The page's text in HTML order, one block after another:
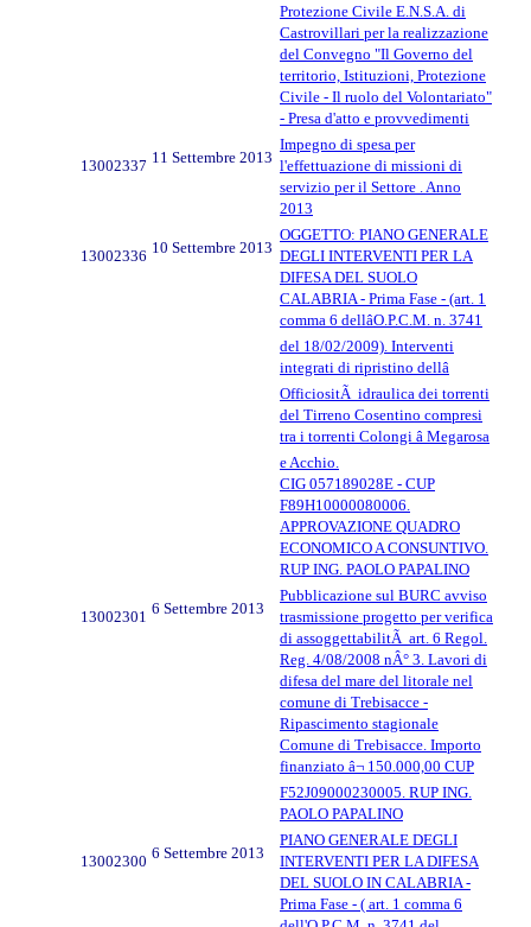
Protezione Civile E.N.S.A. di
Castrovillari per la realizzazione
del Convegno "Il Governo del
territorio, Istituzioni, Protezione
Civile - Il ruolo del Volontariato"
- Presa d'atto e provvedimenti
13002337 11 Settembre 2013
Impegno di spesa per
l'effettuazione di missioni di
servizio per il Settore . Anno
2013
13002336 10 Settembre 2013
OGGETTO: PIANO GENERALE
DEGLI INTERVENTI PER LA
DIFESA DEL SUOLO
CALABRIA - Prima Fase - (art. 1
comma 6 dellâO.P.C.M. n. 3741
del 18/02/2009). Interventi
integrati di ripristino dellâ
OfficiositÃ idraulica dei torrenti
del Tirreno Cosentino compresi
tra i torrenti Colongi â Megarosa
e Acchio.
CIG 057189028E - CUP
F89H10000080006.
APPROVAZIONE QUADRO
ECONOMICO A CONSUNTIVO.
RUP ING. PAOLO PAPALINO
13002301 6 Settembre 2013
Pubblicazione sul BURC avviso
trasmissione progetto per verifica
di assoggettabilitÃ art. 6 Regol.
Reg. 4/08/2008 nÂ° 3. Lavori di
difesa del mare del litorale nel
comune di Trebisacce -
Ripascimento stagionale
Comune di Trebisacce. Importo
finanziato â¬ 150.000,00 CUP
F52J09000230005. RUP ING.
PAOLO PAPALINO
13002300 6 Settembre 2013
PIANO GENERALE DEGLI
INTERVENTI PER LA DIFESA
DEL SUOLO IN CALABRIA -
Prima Fase - ( art. 1 comma 6